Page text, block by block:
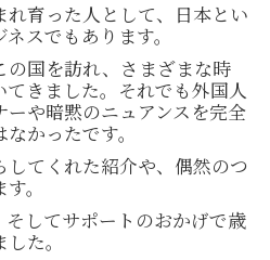
育った人として、日本とい
スでもあります。
国を訪れ、さまざまな時
きました。それでも外国人
や暗黙のニュアンスを完全
かったです。
してくれた紹介や、偶然のつ
。
してサポートのおかげで歳
た。